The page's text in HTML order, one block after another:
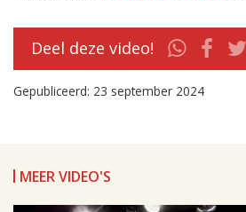
Deel deze video!
Gepubliceerd: 23 september 2024
MEER VIDEO'S